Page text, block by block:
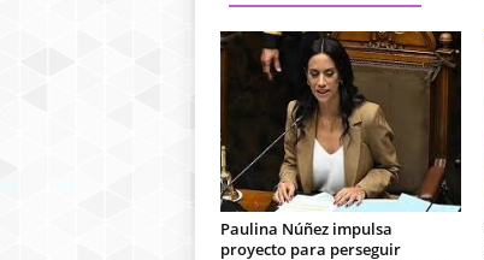
Paulina Núñez impulsa
proyecto para perseguir